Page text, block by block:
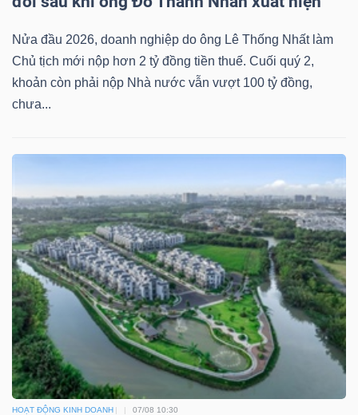
Nửa đầu 2026, doanh nghiệp do ông Lê Thống Nhất làm
Chủ tịch mới nộp hơn 2 tỷ đồng tiền thuế. Cuối quý 2,
khoản còn phải nộp Nhà nước vẫn vượt 100 tỷ đồng,
chưa...
HOẠT ĐỘNG KINH DOANH 07/08 10:30
tác
Báo
Thuật
ngữ
(-)
Dịch
vụ
(-)